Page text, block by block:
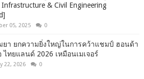
& Civil Engineering
05, 2025 0
า ยกความยิ่งใหญ่ในการคว้าแชมป์ ฮอนด้า
ไทยแลนด์ 2026 เหมือนเมเจอร์
22, 2026 0